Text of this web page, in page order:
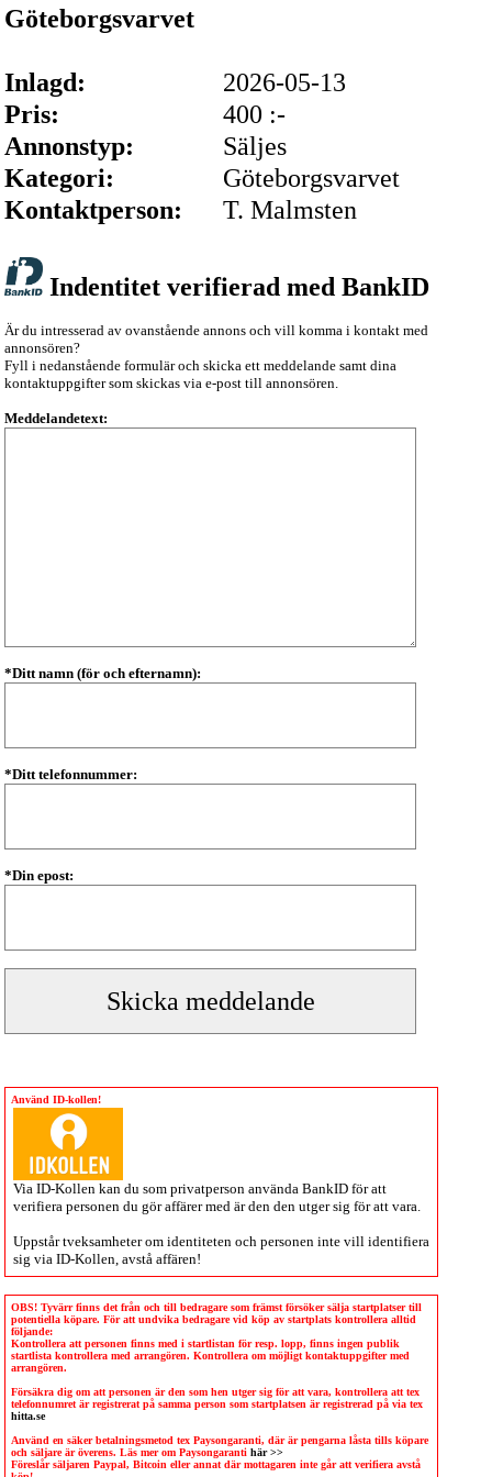
Göteborgsvarvet
Inlagd:
2026-05-13
Pris:
400 :-
Annonstyp:
Säljes
Kategori:
Göteborgsvarvet
Kontaktperson:
T. Malmsten
Indentitet verifierad med BankID
Är du intresserad av ovanstående annons och vill komma i kontakt med
annonsören?
Fyll i nedanstående formulär och skicka ett meddelande samt dina
kontaktuppgifter som skickas via e-post till annonsören.
Meddelandetext:
*Ditt namn (för och efternamn):
*Ditt telefonnummer:
*Din epost:
Använd ID-kollen!
Via ID-Kollen kan du som privatperson använda BankID för att
verifiera personen du gör affärer med är den den utger sig för att vara.
Uppstår tveksamheter om identiteten och personen inte vill identifiera
sig via ID-Kollen , avstå affären!
OBS! Tyvärr finns det från och till bedragare som främst försöker sälja startplatser till
potentiella köpare. För att undvika bedragare vid köp av startplats kontrollera alltid
följande:
Kontrollera att personen finns med i startlistan för resp. lopp, finns ingen publik
startlista kontrollera med arrangören. Kontrollera om möjligt kontaktuppgifter med
arrangören.
Försäkra dig om att personen är den som hen utger sig för att vara, kontrollera att tex
telefonnumret är registrerat på samma person som startplatsen är registrerad på via tex
hitta.se
Använd en säker betalningsmetod tex Paysongaranti, där är pengarna låsta tills köpare
och säljare är överens. Läs mer om Paysongaranti här >>
Föreslår säljaren Paypal, Bitcoin eller annat där mottagaren inte går att verifiera avstå